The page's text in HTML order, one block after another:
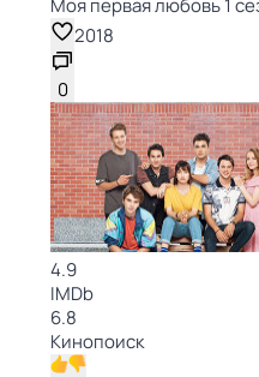
Моя первая любовь 1
2018
0
4.9
IMDb
6.8
Кинопоиск